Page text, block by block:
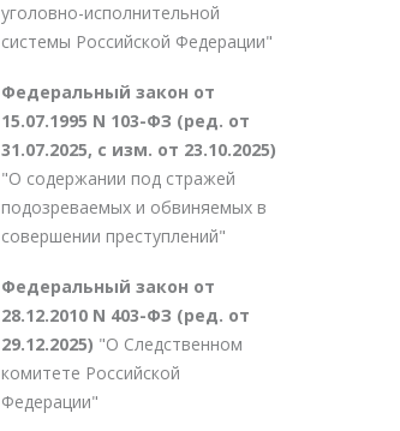
уголовно-исполнительной
системы Российской Федерации"
Федеральный закон от
15.07.1995 N 103-ФЗ (ред. от
31.07.2025, с изм. от 23.10.2025)
"О содержании под стражей
подозреваемых и обвиняемых в
совершении преступлений"
Федеральный закон от
28.12.2010 N 403-ФЗ (ред. от
29.12.2025) "О Следственном
комитете Российской
Федерации"